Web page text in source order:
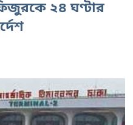
২৪ ঘণ্টার